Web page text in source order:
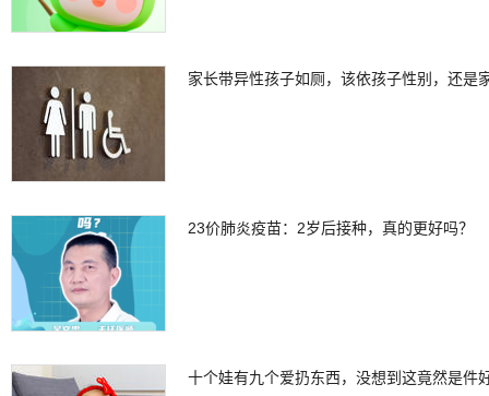
家长带异性孩子如厕，该依孩子性别，还是
23价肺炎疫苗：2岁后接种，真的更好吗？
十个娃有九个爱扔东西，没想到这竟然是件